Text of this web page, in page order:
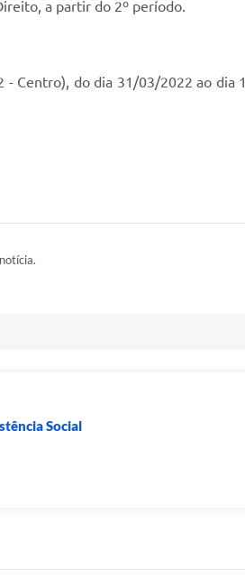
a partir do 2º período.
- Centro), do dia 31/03/2022 ao
Social